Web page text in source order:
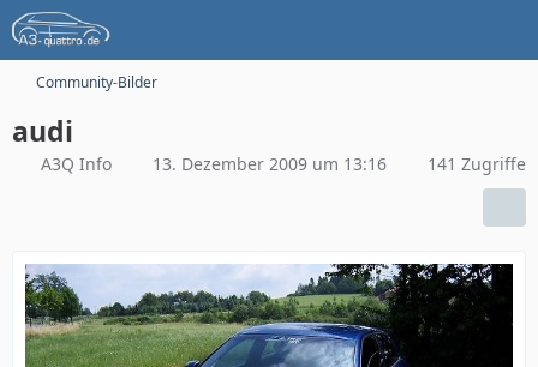
Community-Bilder
audi
A3Q Info 13. Dezember 2009 um 13:16 141 Zugriffe